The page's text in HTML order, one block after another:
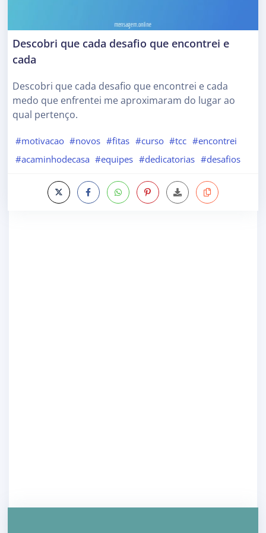
Descobri que cada desafio que encontrei e
cada
Descobri que cada desafio que encontrei e cada
medo que enfrentei me aproximaram do lugar ao
qual pertenço.
#motivacao #novos #fitas #curso #tcc #encontrei
#acaminhodecasa #equipes #dedicatorias #desafios